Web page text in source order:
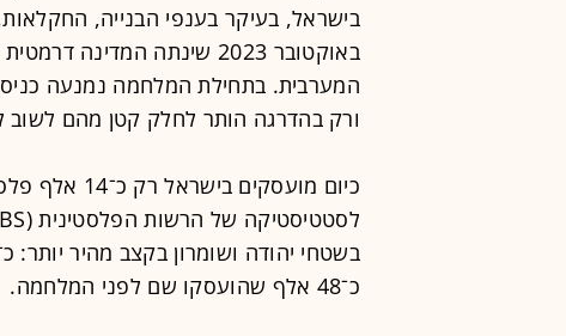
בישראל, בעיקר בענפי הבנייה,
באוקטובר 2023 שינתה
ורק בהדרגה הותר לחלק קטן מהם לשוב
כיום
כ־48 אלף שהועסקו שם לפני המלחמה.